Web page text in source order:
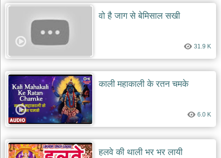
वो है जाग से बेमिसाल सखी
31.9 K
काली महाकाली के रतन चमके
6.0 K
हलवे की थाली भर भर लायी